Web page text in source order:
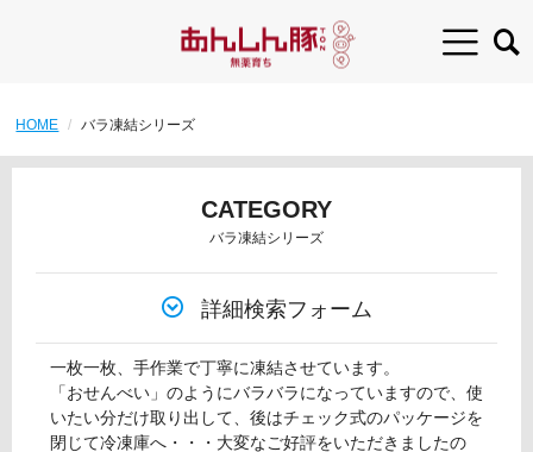
HOME バラ凍結シリーズ
CATEGORY
バラ凍結シリーズ
詳細検索フォーム
一枚一枚、手作業で丁寧に凍結させています。
「おせんべい」のようにバラバラになっていますので、使
いたい分だけ取り出して、後はチェック式のパッケージを
閉じて冷凍庫へ・・・大変なご好評をいただきましたの